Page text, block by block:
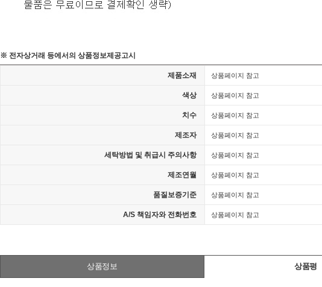
※ 전자상거래 등에서의 상품정보제공고시
제품소재 상품페이지 참고
색상 상품페이지 참고
치수 상품페이지 참고
제조자 상품페이지 참고
세탁방법 및 취급시 주의사항 상품페이지 참고
제조연월 상품페이지 참고
품질보증기준 상품페이지 참고
A/S 책임자와 전화번호 상품페이지 참고
상품정보 상품평